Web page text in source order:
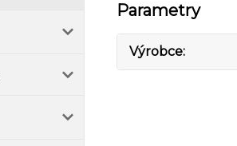
Parametry
Výrobce